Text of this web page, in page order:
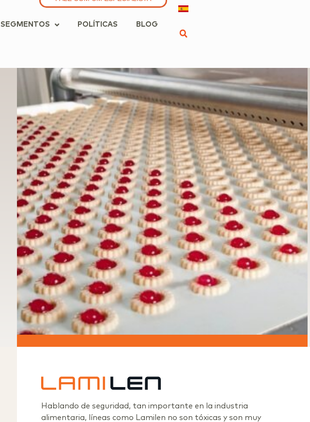
SEGMENTOS POLÍTICAS BLOG
Hablando de seguridad, tan importante en la industria
alimentaria, líneas como Lamilen no son tóxicas y son muy